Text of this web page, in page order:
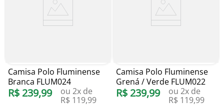
Camisa Polo Fluminense
Branca FLUM024
R$ 239,99 ou 2x de
R$ 119,99
Camisa Polo Fluminense
Grená / Verde FLUM022
R$ 239,99 ou 2x de
R$ 119,99